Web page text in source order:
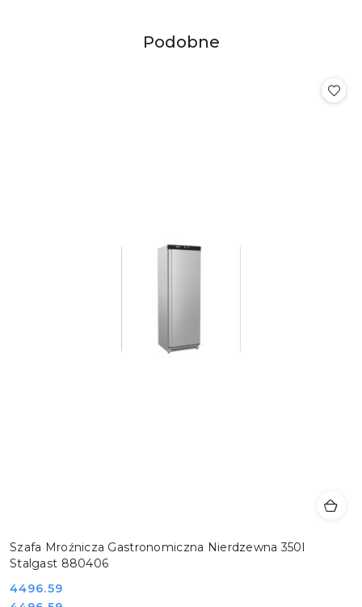
Pomiń karuzelę produktów
Produkty
Podobne
Szafa Mroźnicza Gastronomiczna Nierdzewna 350l
Stalgast 880406
Cena:
4496.59